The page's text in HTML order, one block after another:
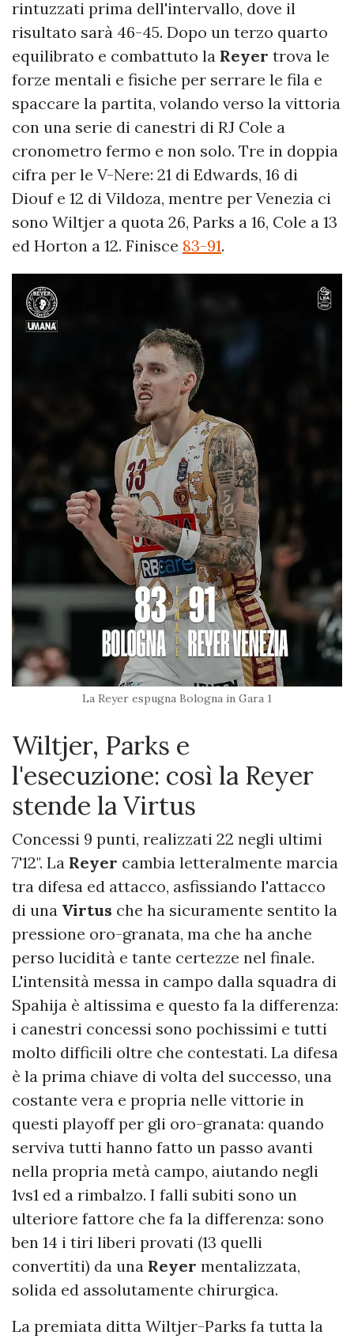
rintuzzati prima dell'intervallo, dove il
risultato sarà 46-45. Dopo un terzo quarto
equilibrato e combattuto la Reyer trova le
forze mentali e fisiche per serrare le fila e
spaccare la partita, volando verso la vittoria
con una serie di canestri di RJ Cole a
cronometro fermo e non solo. Tre in doppia
cifra per le V-Nere: 21 di Edwards, 16 di
Diouf e 12 di Vildoza, mentre per Venezia ci
sono Wiltjer a quota 26, Parks a 16, Cole a 13
ed Horton a 12. Finisce 83-91.
La Reyer espugna Bologna in Gara 1
Wiltjer, Parks e
l'esecuzione: così la Reyer
stende la Virtus
Concessi 9 punti, realizzati 22 negli ultimi
7'12". La Reyer cambia letteralmente marcia
tra difesa ed attacco, asfissiando l'attacco
di una Virtus che ha sicuramente sentito la
pressione oro-granata, ma che ha anche
perso lucidità e tante certezze nel finale.
L'intensità messa in campo dalla squadra di
Spahija è altissima e questo fa la differenza:
i canestri concessi sono pochissimi e tutti
molto difficili oltre che contestati. La difesa
è la prima chiave di volta del successo, una
costante vera e propria nelle vittorie in
questi playoff per gli oro-granata: quando
serviva tutti hanno fatto un passo avanti
nella propria metà campo, aiutando negli
1vs1 ed a rimbalzo. I falli subiti sono un
ulteriore fattore che fa la differenza: sono
ben 14 i tiri liberi provati (13 quelli
convertiti) da una Reyer mentalizzata,
solida ed assolutamente chirurgica.
La premiata ditta Wiltjer-Parks fa tutta la